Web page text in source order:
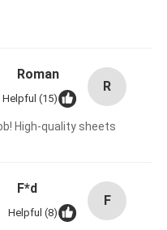
R
Roman
Helpful (15)
High-quality sheets!
F
F*d
Helpful (8)